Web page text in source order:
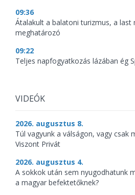
09:36
Átalakult a balatoni turizmus, a last
meghatározó
09:22
Teljes napfogyatkozás lázában ég
VIDEÓK
2026. augusztus 8.
Túl vagyunk a válságon, vagy csak
Viszont Privát
2026. augusztus 4.
A sokkok után sem nyugodhatunk
a magyar befektetőknek?